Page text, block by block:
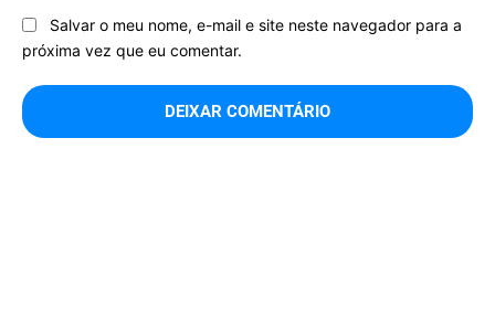
Salvar o meu nome, e-mail e site neste navegador para a
próxima vez que eu comentar.